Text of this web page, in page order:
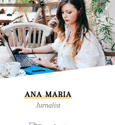
ANA MARIA
Jurnalist